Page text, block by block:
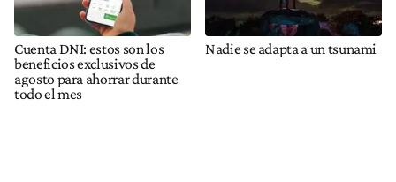
Cuenta DNI: estos son los
beneficios exclusivos de
agosto para ahorrar durante
todo el mes
Nadie se adapta a un tsunami